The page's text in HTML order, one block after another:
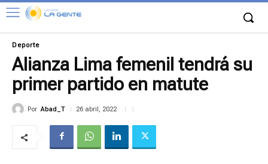
Deporte
Alianza Lima femenil tendrá su
primer partido en matute
Por Abad_T 26 abril, 2022